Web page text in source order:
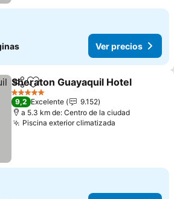
Ver precios
CompartirAgregar a favoritos
Sheraton Guayaquil Hotel
5 Estrellas
9,2 Excelente
9.152
a 5.3 km de: Centro de la ciudad
Piscina exterior climatizada